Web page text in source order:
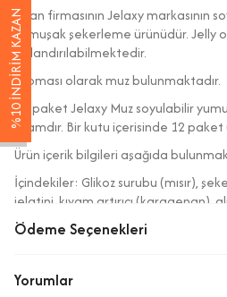
%10 İNDİRİM KAZANElvan firmasının Jelaxy markasının
yumuşak şekerleme ürünüdür. Jelly
adlandırılabilmektedir.
Aroması olarak muz bulunmaktadır.
Bir paket Jelaxy Muz soyulabilir
gramdır. Bir kutu içerisinde 12
Ürün içerik bilgileri aşağıda
İçindekiler: Glikoz surubu (mısır),
jelatini, kıvam artırıcı (karagenan),
(mısır), elma suyu
(muz), asitlik düzenleyici (trisodyum
Ödeme Seçenekleri
Yorumlar